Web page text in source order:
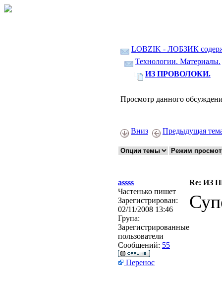
LOBZIK - ЛОБЗИК
Технологии. Материалы.
ИЗ ПРОВОЛОКИ.
Просмотр данного
Вниз Предыдущая
assss
Re: ИЗ
Частенько пишет
Зарегистрирован:
02/11/2008 13:46
Група:
Зарегистрированные
пользователи
Сообщений: 55
Перенос